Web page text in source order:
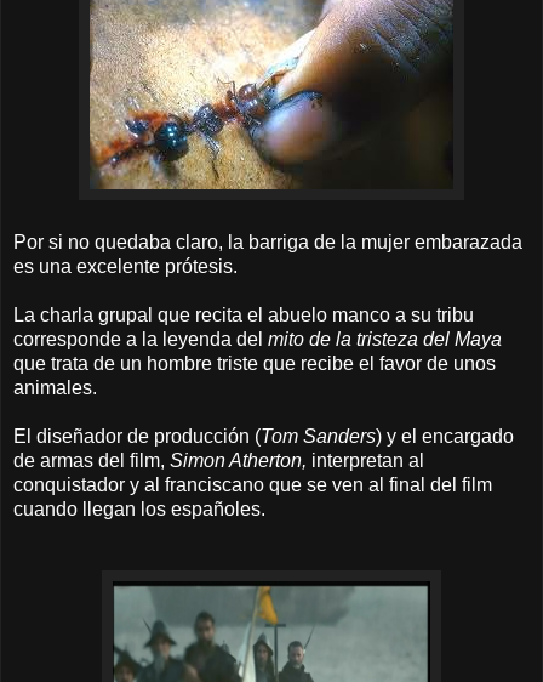
Por si no quedaba claro, la barriga de la mujer embarazada
es una excelente prótesis.
La charla grupal que recita el abuelo manco a su tribu
corresponde a la leyenda del mito de la tristeza del Maya
que trata de un hombre triste que recibe el favor de unos
animales.
El diseñador de producción (Tom Sanders) y el encargado
de armas del film, Simon Atherton, interpretan al
conquistador y al franciscano que se ven al final del film
cuando llegan los españoles.